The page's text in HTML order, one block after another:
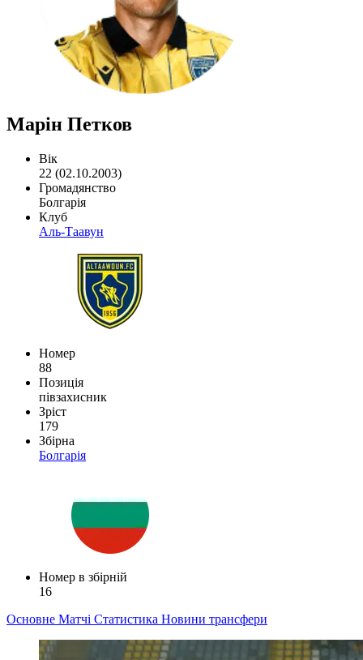
Марін Петков
Вік
22 (02.10.2003)
Громадянство
Болгарія
Клуб
Аль-Таавун
Номер
88
Позиція
півзахисник
Зріст
179
Збірна
Болгарія
Номер в збірній
16
Основне Матчі Статистика Новини трансфери